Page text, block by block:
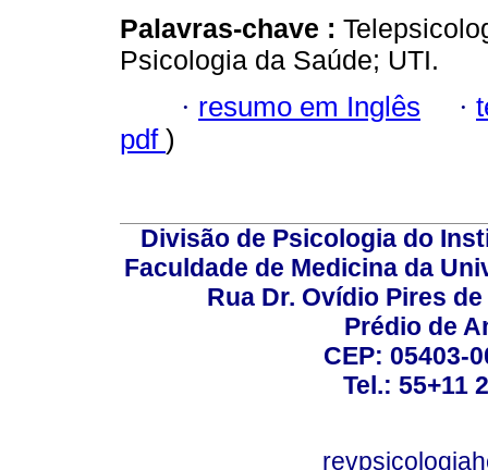
Palavras-chave :
Psicologia da Saúde; UTI.
· resumo em Inglês ·
pdf )
Divisão de Psicologia do
Faculdade de Medicina da
Rua Dr. Ovídio Pires
Prédio de
CEP: 05403-
Tel.: 55+11